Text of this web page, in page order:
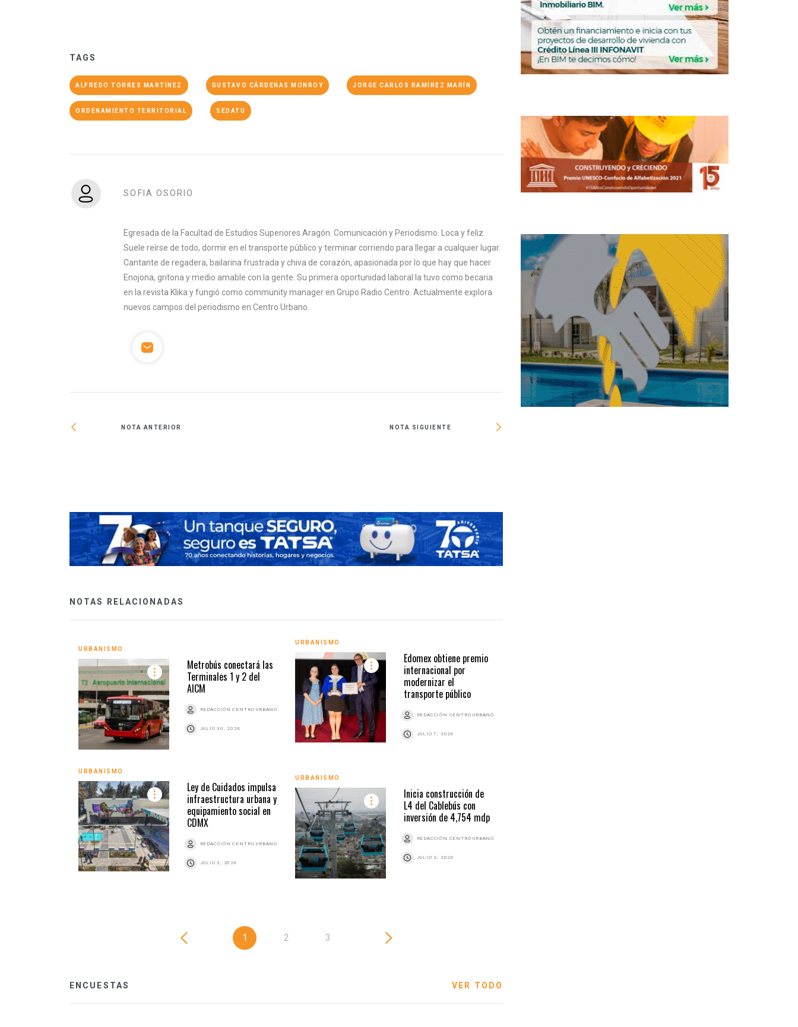
TAGS
ALFREDO TORRES MARTÍNEZ GUSTAVO CÁRDENAS MONROY JORGE CARLOS RAMÍREZ MARÍN
ORDENAMIENTO TERRITORIAL SEDATU
SOFIA OSORIO
Egresada de la Facultad de Estudios Superiores Aragón. Comunicación y Periodismo. Loca y feliz.
Suele reírse de todo, dormir en el transporte público y terminar corriendo para llegar a cualquier lugar.
Cantante de regadera, bailarina frustrada y chiva de corazón, apasionada por lo que hay que hacer.
Enojona, gritona y medio amable con la gente. Su primera oportunidad laboral la tuvo como becaria
en la revista Klika y fungió como community manager en Grupo Radio Centro. Actualmente explora
nuevos campos del periodismo en Centro Urbano.
NOTA ANTERIOR NOTA SIGUIENTE
NOTAS RELACIONADAS
URBANISMO
Metrobús conectará las
Terminales 1 y 2 del
AICM
REDACCIÓN CENTRO URBANO
JULIO 30, 2026
URBANISMO
Edomex obtiene premio
internacional por
modernizar el
transporte público
REDACCIÓN CENTRO URBANO
JULIO 7, 2026
URBANISMO
Ley de Cuidados impulsa
infraestructura urbana y
equipamiento social en
CDMX
REDACCIÓN CENTRO URBANO
JULIO 3, 2026
URBANISMO
Inicia construcción de
L4 del Cablebús con
inversión de 4,754 mdp
REDACCIÓN CENTRO URBANO
JULIO 2, 2026
1 2 3
ENCUESTAS VER TODO